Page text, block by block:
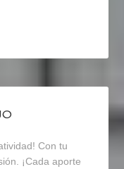
Con tu
¡Cada aporte